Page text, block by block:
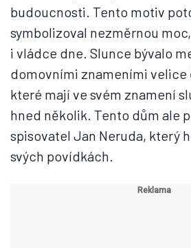
budoucnosti. Tento motiv
symbolizoval nezměrnou
i vládce dne. Slunce bývalo
domovními znameními velice
které mají ve svém znamení
hned několik. Tento dům ale
spisovatel Jan Neruda, který
svých povídkách.